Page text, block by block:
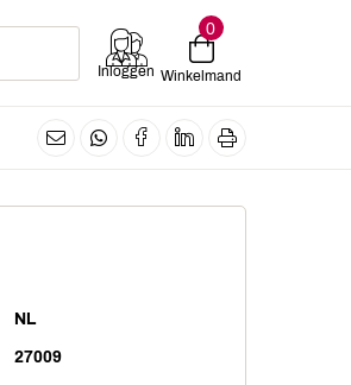
Inloggen
0
Winkelmand
NL
27009